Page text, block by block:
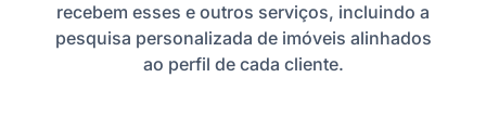
recebem esses e outros serviços, incluindo a
pesquisa personalizada de imóveis alinhados
ao perfil de cada cliente.